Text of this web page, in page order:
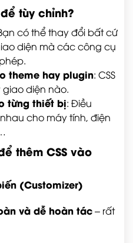
tùy chỉnh?
có thể thay đổi bất cứ
diện mà các công cụ
theme hay plugin: CSS
diện nào.
từng thiết bị: Điều
cho máy tính, điện
thêm CSS vào
(Customizer)
và dễ hoàn tác– rất